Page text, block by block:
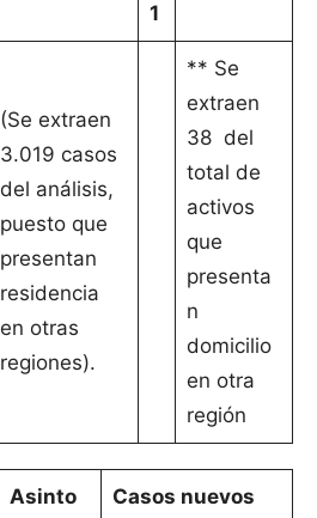
1
(Se extraen
3.019 casos
del análisis,
puesto que
presentan
residencia
en otras
regiones).
** Se
extraen
38 del
total de
activos
que
presenta
n
domicilio
en otra
región
Asinto
Casos nuevos